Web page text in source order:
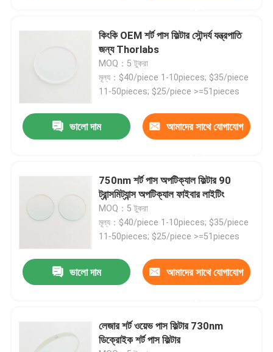
ভিডিও
আমাদের সম্পর্কে
মান নিয়ন্ত্রণ
আমাদের সাথে যোগাযোগ করুন
উদ্ধৃতির জন্য আবেদন
ফ্লুরোসেন্স ব্যান্ডপাস ফিল্টার
কিংকি OEM শর্ট পাস ফিল্টার সৌন্দর্য যন্ত্রপাতি
জন্য Thorlabs
MOQ：5 টুকরা
মূল্য：$40/piece 1-10pieces; $35/piece
11-50pieces; $25/piece >=51pieces
ভালো দাম আমাদের সাথে যোগাযোগ
750nm শর্ট পাস অপটিক্যাল ফিল্টার 90
ট্রান্সমিট্যান্স অপটিক্যাল ফাইবার লাইটিং
MOQ：5 টুকরা
মূল্য：$40/piece 1-10pieces; $35/piece
11-50pieces; $25/piece >=51pieces
ভালো দাম আমাদের সাথে যোগাযোগ
লেজার শর্ট ওয়েভ পাস ফিল্টার 730nm
ডিক্রোইক শর্ট পাস ফিল্টার